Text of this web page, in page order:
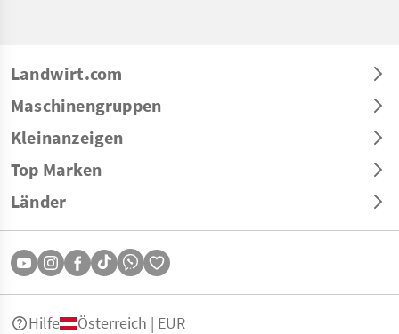
Landwirt.com
Maschinengruppen
Kleinanzeigen
Top Marken
Länder
Hilfe Österreich | EUR